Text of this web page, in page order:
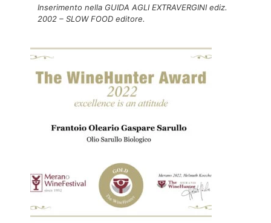
Inserimento nella GUIDA AGLI EXTRAVERGINI ediz.
2002 – SLOW FOOD editore.